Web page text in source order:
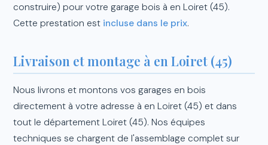
construire) pour votre garage bois à en Loiret (45).
Cette prestation est incluse dans le prix.
Livraison et montage à en Loiret (45)
Nous livrons et montons vos garages en bois
directement à votre adresse à en Loiret (45) et dans
tout le département Loiret (45). Nos équipes
techniques se chargent de l'assemblage complet sur